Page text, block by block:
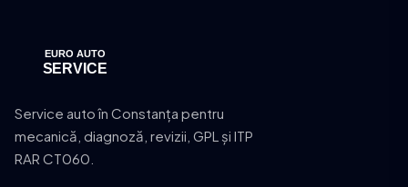
Service auto în Constanța pentru
mecanică, diagnoză, revizii, GPL și ITP
RAR CT060.